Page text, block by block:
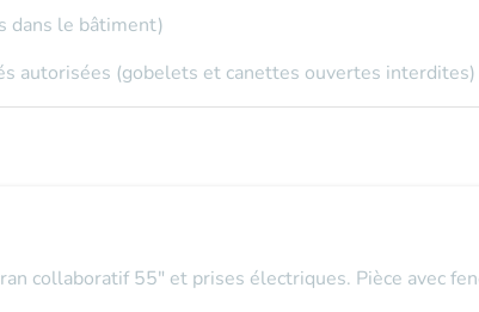
dans le bâtiment)
autorisées (gobelets et canettes ouvertes interdites)
collaboratif 55" et prises électriques. Pièce avec